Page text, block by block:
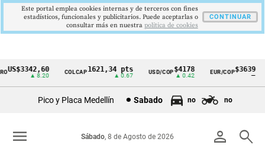
Cintillo
Colombia
▲ 8.20
COLCAP1621,34 pts
▲ 0.67
USD/COP$4178
▲ 0.42
EUR/COP$3639
Pico y Placa Medellín Sabado no no
person search
Sábado, 8 de Agosto de 2026
menu
Este portal emplea cookies internas y de terceros con fines
estadísticos, funcionales y publicitarios. Puede aceptarlas o
consultar más en nuestra politica de cookies
CONTINUAR